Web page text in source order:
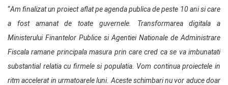
“Am finalizat un proiect aflat pe agenda publica de peste 10 ani si care
a fost amanat de toate guvernele. Transformarea digitala a
Ministerului Finantelor Publice si Agentiei Nationale de Administrare
Fiscala ramane principala masura prin care cred ca se va imbunatati
substantial relatia cu firmele si populatia. Vom continua proiectele in
ritm accelerat in urmatoarele luni. Aceste schimbari nu vor aduce doar